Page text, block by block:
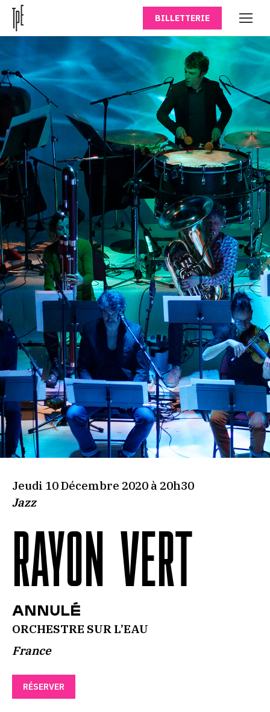
BILLETTERIE
Jeudi 10 Décembre 2020 à 20h30
Jazz
RAYON VERT
ANNULÉ
ORCHESTRE SUR L’EAU
France
RÉSERVER